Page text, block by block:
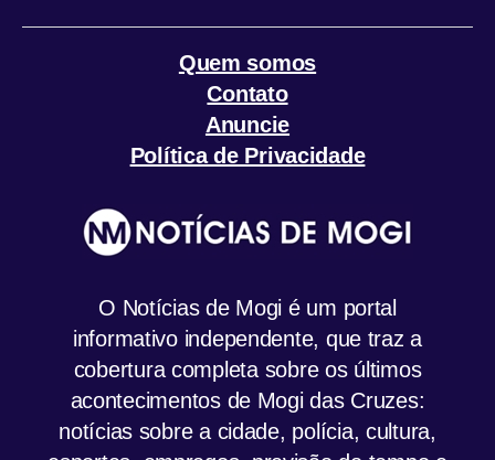
Quem somos
Contato
Anuncie
Política de Privacidade
O Notícias de Mogi é um portal
informativo independente, que traz a
cobertura completa sobre os últimos
acontecimentos de Mogi das Cruzes:
notícias sobre a cidade, polícia, cultura,